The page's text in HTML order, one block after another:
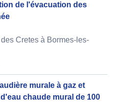
de l'évacuation des
Cretes à Bormes-les-
murale à gaz et
chaude mural de 100